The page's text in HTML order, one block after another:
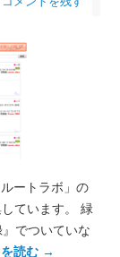
ートラボ」の
ています。 緑
でついていな
読む →